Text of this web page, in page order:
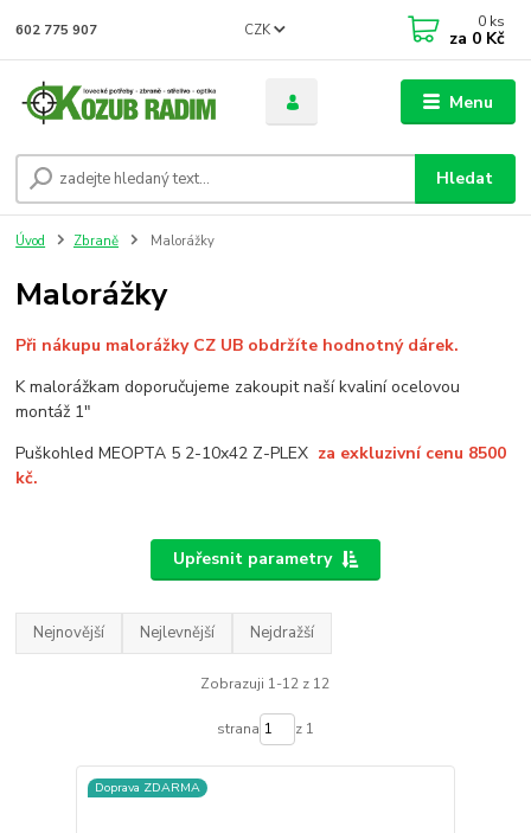
Menu
CZK
Hledat
602 775 907 0 ks
za 0 Kč
Úvod Zbraně Malorážky
Malorážky
Při nákupu malorážky CZ UB obdržíte hodnotný dárek.
K malorážkam doporučujeme zakoupit naší kvaliní ocelovou
montáž 1"
Puškohled MEOPTA 5 2-10x42 Z-PLEX za exkluzivní cenu 8500
kč.
Upřesnit parametry
Nejnovější Nejlevnější Nejdražší
Zobrazuji 1-12 z 12
strana z 1
Doprava ZDARMA